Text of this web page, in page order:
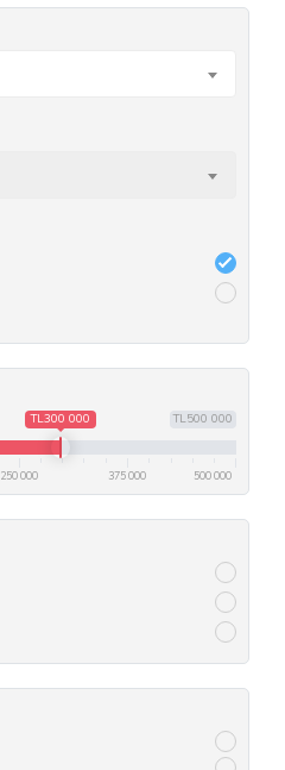
TL500 000
TL300 000
250 000 375 000 500 000